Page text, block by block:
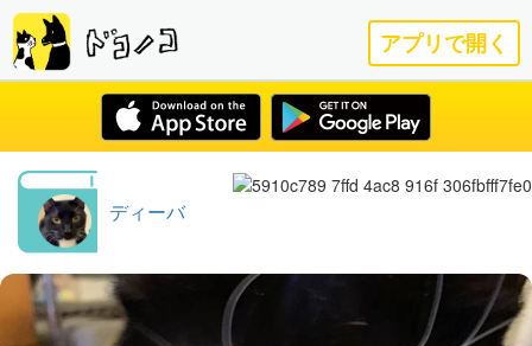
アプリで開く
ディーバ